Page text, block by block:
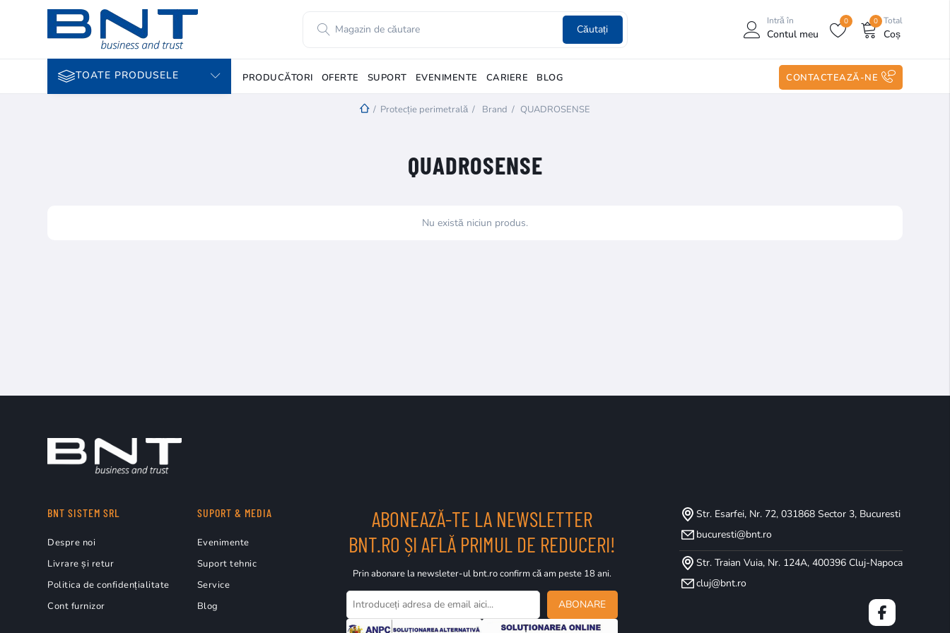
Căutați
Intră în
Contul meu
0 Total
Coș
0
TOATE PRODUSELE PRODUCĂTORI OFERTE SUPORT EVENIMENTE CARIERE BLOG CONTACTEAZĂ-NE
/ Protecție perimetrală / Brand / QUADROSENSE
QUADROSENSE
Nu există niciun produs.
BNT SISTEM SRL
Despre noi
Livrare și retur
Politica de confidențialitate
Cont furnizor
SUPORT & MEDIA
Evenimente
Suport tehnic
Service
Blog
ABONEAZĂ-TE LA NEWSLETTER
BNT.RO ȘI AFLĂ PRIMUL DE REDUCERI!
Prin abonare la newsleter-ul bnt.ro confirm că am peste 18 ani.
ABONARE
Str. Esarfei, Nr. 72, 031868 Sector 3, Bucuresti
bucuresti@bnt.ro
Str. Traian Vuia, Nr. 124A, 400396 Cluj-Napoca
cluj@bnt.ro